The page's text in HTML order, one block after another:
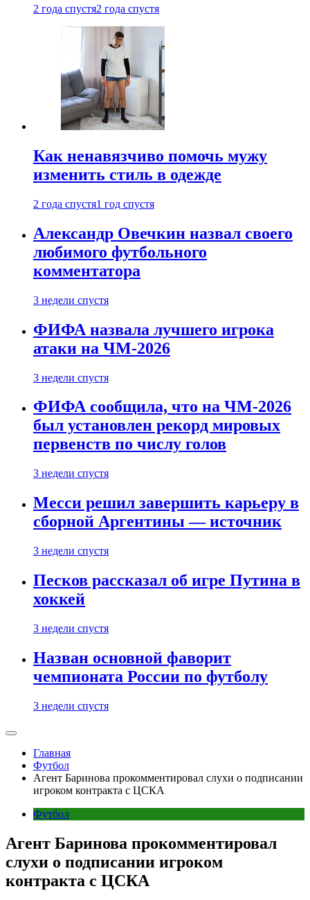
2 года спустя2 года спустя
Как ненавязчиво помочь мужу
изменить стиль в одежде
2 года спустя1 год спустя
Александр Овечкин назвал своего
любимого футбольного
комментатора
3 недели спустя
ФИФА назвала лучшего игрока
атаки на ЧМ-2026
3 недели спустя
ФИФА сообщила, что на ЧМ-2026
был установлен рекорд мировых
первенств по числу голов
3 недели спустя
Месси решил завершить карьеру в
сборной Аргентины — источник
3 недели спустя
Песков рассказал об игре Путина в
хоккей
3 недели спустя
Назван основной фаворит
чемпионата России по футболу
3 недели спустя
Главная
Футбол
Агент Баринова прокомментировал слухи о подписании
игроком контракта с ЦСКА
Футбол
Агент Баринова прокомментировал
слухи о подписании игроком
контракта с ЦСКА